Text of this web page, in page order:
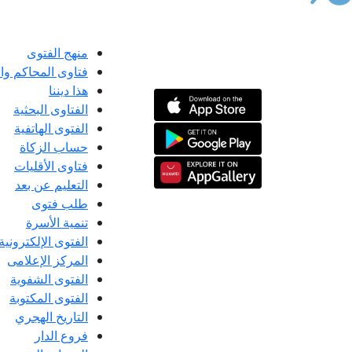
منهج الفتوى
فتاوى المحاكم
هذا ديننا
الفتاوى البحثية
الفتوى الهاتفية
حساب الزكاة
فتاوى الأقليات
التعليم عن بعد
طلب فتوى
تنمية الأسرة
الفتوى الإلكترونية
المركز الإعلامى
الفتوى الشفوية
الفتوى المكتوبة
التاريخ الهجري
فروع الدار